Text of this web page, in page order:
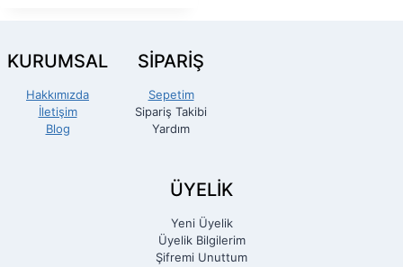
KURUMSAL
Hakkımızda
İletişim
Blog
SİPARİŞ
Sepetim
Sipariş Takibi
Yardım
ÜYELİK
Yeni Üyelik
Üyelik Bilgilerim
Şifremi Unuttum